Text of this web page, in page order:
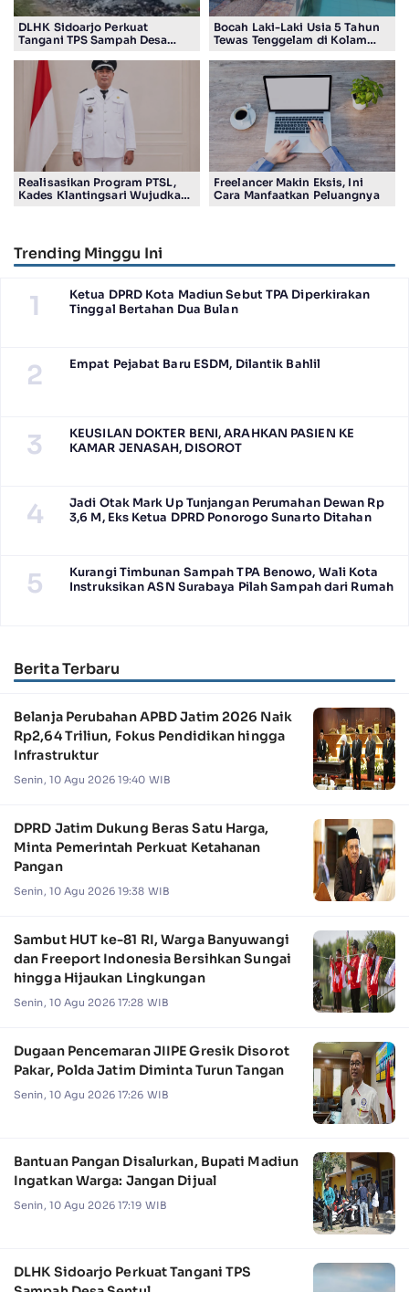
DLHK Sidoarjo Perkuat
Tangani TPS Sampah Desa
Bocah Laki-Laki Usia 5 Tahun
Tewas Tenggelam di Kolam
Realisasikan Program PTSL,
Kades Klantingsari Wujudkan
Freelancer Makin Eksis, Ini
Cara Manfaatkan Peluangnya
Trending Minggu Ini
1
Ketua DPRD Kota Madiun Sebut TPA Diperkirakan
Tinggal Bertahan Dua Bulan
2 Empat Pejabat Baru ESDM, Dilantik Bahlil
3
KEUSILAN DOKTER BENI, ARAHKAN PASIEN KE
KAMAR JENASAH, DISOROT
4
Jadi Otak Mark Up Tunjangan Perumahan Dewan Rp
3,6 M, Eks Ketua DPRD Ponorogo Sunarto Ditahan
5
Kurangi Timbunan Sampah TPA Benowo, Wali Kota
Instruksikan ASN Surabaya Pilah Sampah dari Rumah
Berita Terbaru
Belanja Perubahan APBD Jatim 2026 Naik
Rp2,64 Triliun, Fokus Pendidikan hingga
Infrastruktur
Senin, 10 Agu 2026 19:40 WIB
DPRD Jatim Dukung Beras Satu Harga,
Minta Pemerintah Perkuat Ketahanan
Pangan
Senin, 10 Agu 2026 19:38 WIB
Sambut HUT ke-81 RI, Warga Banyuwangi
dan Freeport Indonesia Bersihkan Sungai
hingga Hijaukan Lingkungan
Senin, 10 Agu 2026 17:28 WIB
Dugaan Pencemaran JIIPE Gresik Disorot
Pakar, Polda Jatim Diminta Turun Tangan
Senin, 10 Agu 2026 17:26 WIB
Bantuan Pangan Disalurkan, Bupati Madiun
Ingatkan Warga: Jangan Dijual
Senin, 10 Agu 2026 17:19 WIB
DLHK Sidoarjo Perkuat Tangani TPS